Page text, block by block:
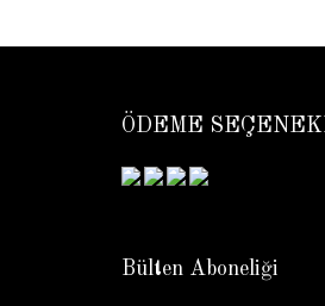
ÖDEME
Bülten Aboneliği